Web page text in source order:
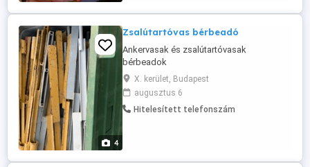
4
Zsalútartóvas bérbeadó
Ankervasak és zsalútartóvasak
bérbeadok
X. kerület, Budapest
augusztus 6
Hitelesített telefonszám